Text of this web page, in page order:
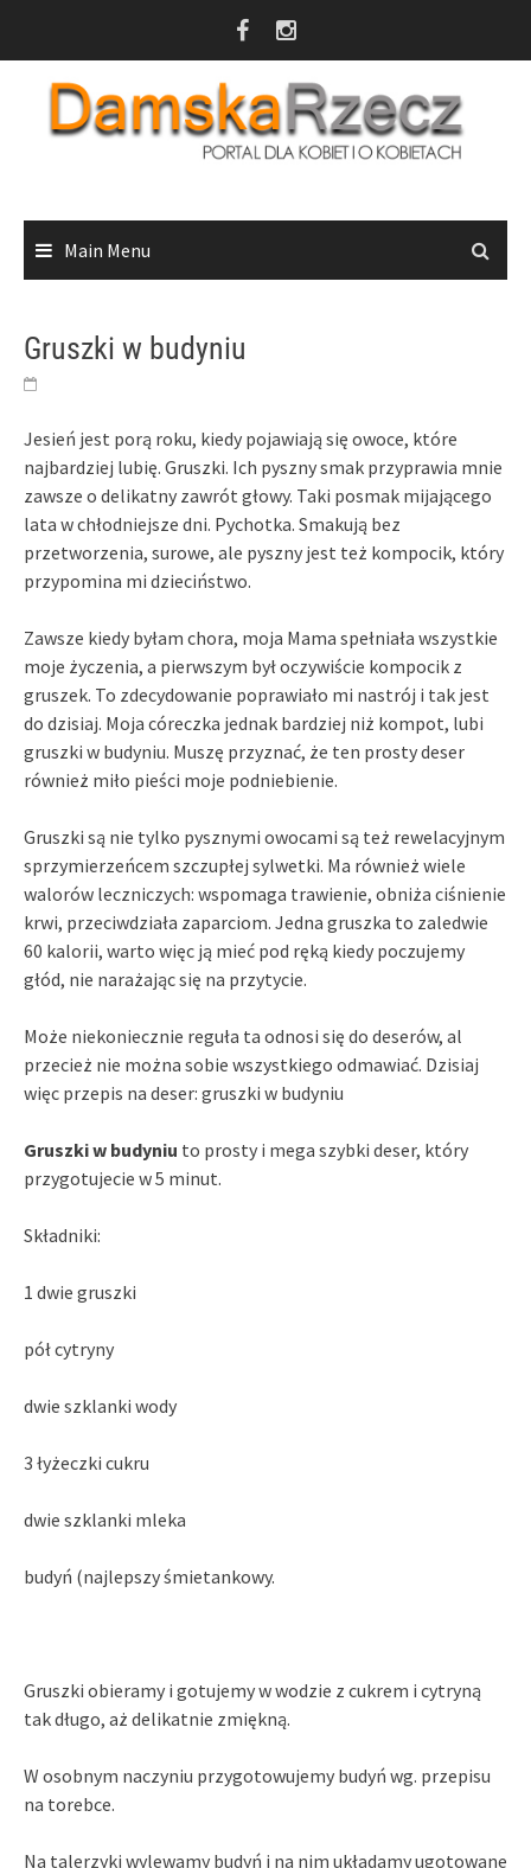
Main Menu
Gruszki w budyniu
Jesień jest porą roku, kiedy pojawiają się owoce, które
najbardziej lubię. Gruszki. Ich pyszny smak przyprawia mnie
zawsze o delikatny zawrót głowy. Taki posmak mijającego
lata w chłodniejsze dni. Pychotka. Smakują bez
przetworzenia, surowe, ale pyszny jest też kompocik, który
przypomina mi dzieciństwo.
Zawsze kiedy byłam chora, moja Mama spełniała wszystkie
moje życzenia, a pierwszym był oczywiście kompocik z
gruszek. To zdecydowanie poprawiało mi nastrój i tak jest
do dzisiaj. Moja córeczka jednak bardziej niż kompot, lubi
gruszki w budyniu. Muszę przyznać, że ten prosty deser
również miło pieści moje podniebienie.
Gruszki są nie tylko pysznymi owocami są też rewelacyjnym
sprzymierzeńcem szczupłej sylwetki. Ma również wiele
walorów leczniczych: wspomaga trawienie, obniża ciśnienie
krwi, przeciwdziała zaparciom. Jedna gruszka to zaledwie
60 kalorii, warto więc ją mieć pod ręką kiedy poczujemy
głód, nie narażając się na przytycie.
Może niekoniecznie reguła ta odnosi się do deserów, al
przecież nie można sobie wszystkiego odmawiać. Dzisiaj
więc przepis na deser: gruszki w budyniu
Gruszki w budyniu to prosty i mega szybki deser, który
przygotujecie w 5 minut.
Składniki:
1 dwie gruszki
pół cytryny
dwie szklanki wody
3 łyżeczki cukru
dwie szklanki mleka
budyń (najlepszy śmietankowy.
Gruszki obieramy i gotujemy w wodzie z cukrem i cytryną
tak długo, aż delikatnie zmiękną.
W osobnym naczyniu przygotowujemy budyń wg. przepisu
na torebce.
Na talerzyki wylewamy budyń i na nim układamy ugotowane